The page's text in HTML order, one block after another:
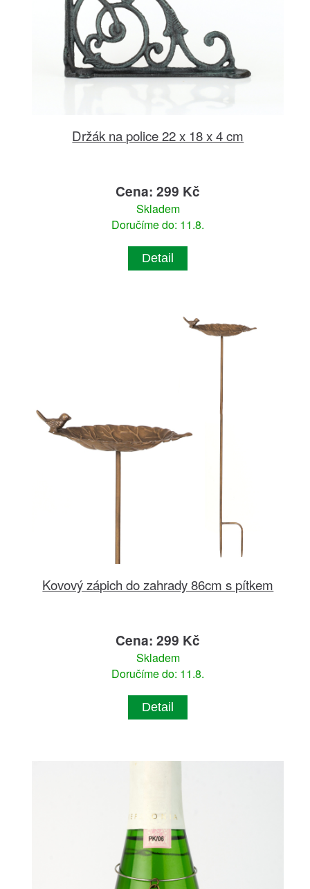
Držák na police 22 x 18 x 4 cm
Cena: 299 Kč
Skladem
Doručíme do: 11.8.
Detail
Kovový zápich do zahrady 86cm s pítkem
Cena: 299 Kč
Skladem
Doručíme do: 11.8.
Detail